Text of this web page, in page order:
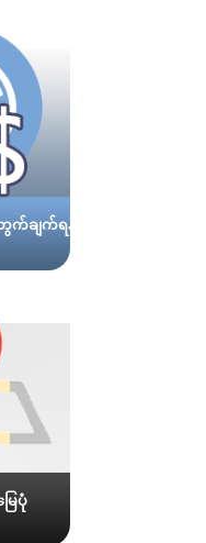
တွက်ချက်ရန်
ေပုံ